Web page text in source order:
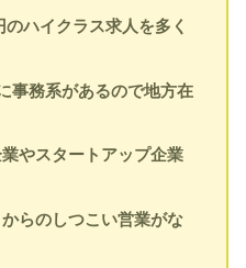
ハイクラス求人を多く
事務系があるので地方在
やスタートアップ企業
らのしつこい営業がな